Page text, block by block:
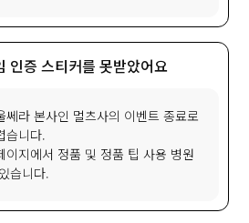
인증 스티커를 못받았어요
쎄라 본사인 멀츠사의 이벤트 종료로
습니다.
이지에서 정품 및 정품 팁 사용 병원
습니다.